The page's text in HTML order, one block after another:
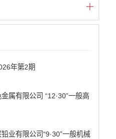
年第2期
属有限公司 “12·30”一般高
业有限公司“9·30”一般机械